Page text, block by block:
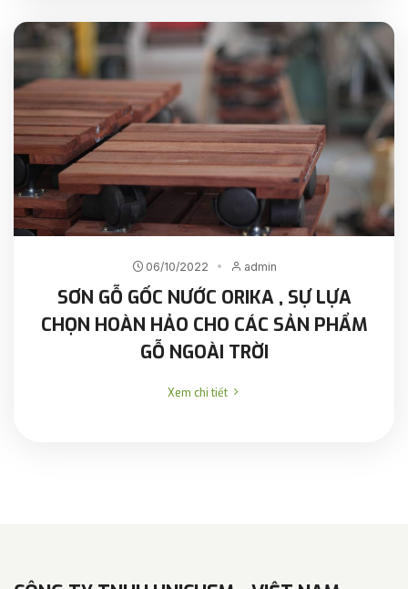
06/10/2022 admin
SƠN GỖ GỐC NƯỚC ORIKA , SỰ LỰA
CHỌN HOÀN HẢO CHO CÁC SẢN PHẨM
GỖ NGOÀI TRỜI
Xem chi tiết